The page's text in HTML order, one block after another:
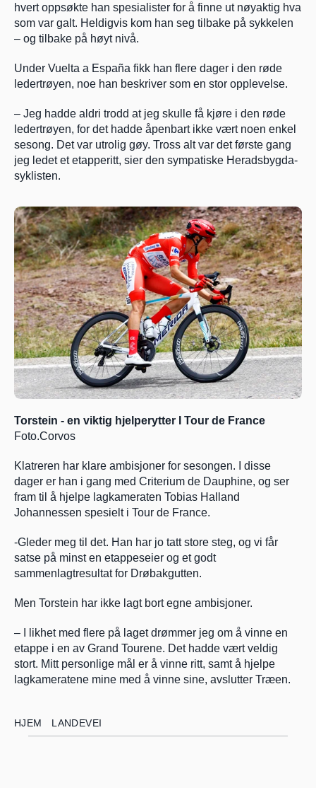
hvert oppsøkte han spesialister for å finne ut nøyaktig hva
som var galt. Heldigvis kom han seg tilbake på sykkelen
– og tilbake på høyt nivå.
Under Vuelta a España fikk han flere dager i den røde
ledertrøyen, noe han beskriver som en stor opplevelse.
– Jeg hadde aldri trodd at jeg skulle få kjøre i den røde
ledertrøyen, for det hadde åpenbart ikke vært noen enkel
sesong. Det var utrolig gøy. Tross alt var det første gang
jeg ledet et etapperitt, sier den sympatiske Heradsbygda-
syklisten.
Foto.Corvos
Klatreren har klare ambisjoner for sesongen. I disse
dager er han i gang med Criterium de Dauphine, og ser
fram til å hjelpe lagkameraten Tobias Halland
Johannessen spesielt i Tour de France.
-Gleder meg til det. Han har jo tatt store steg, og vi får
satse på minst en etappeseier og et godt
sammenlagtresultat for Drøbakgutten.
Men Torstein har ikke lagt bort egne ambisjoner.
– I likhet med flere på laget drømmer jeg om å vinne en
etappe i en av Grand Tourene. Det hadde vært veldig
stort. Mitt personlige mål er å vinne ritt, samt å hjelpe
lagkameratene mine med å vinne sine, avslutter Træen.
HJEM LANDEVEI